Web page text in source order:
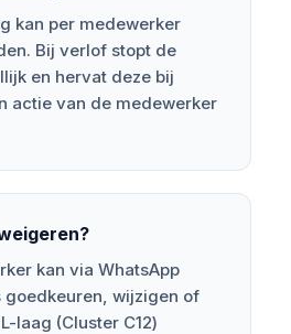
kan per medewerker
Bij verlof stopt de
en hervat deze bij
actie van de medewerker
kan via WhatsApp
wijzigen of
laag (Cluster C12)